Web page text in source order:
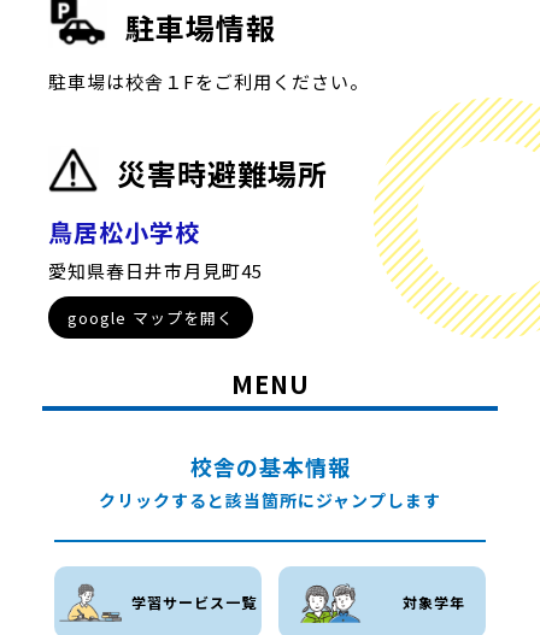
駐車場情報
駐車場は校舎１Fをご利用ください。
災害時避難場所
鳥居松小学校
愛知県春日井市月見町45
google マップを開く
MENU
校舎の基本情報
クリックすると該当箇所にジャンプします
学習サービス一覧 対象学年